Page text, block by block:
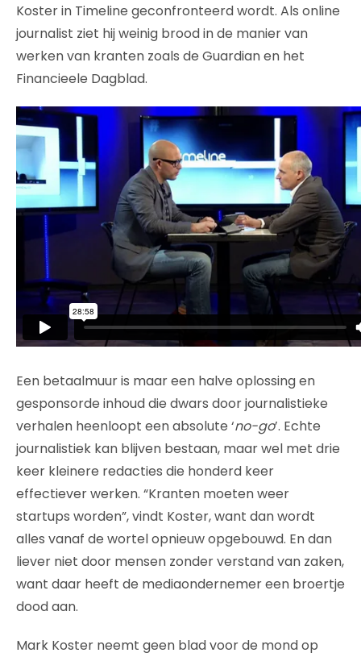
Koster in Timeline geconfronteerd wordt. Als online
journalist ziet hij weinig brood in de manier van
werken van kranten zoals de Guardian en het
Financieele Dagblad.
Een betaalmuur is maar een halve oplossing en
gesponsorde inhoud die dwars door journalistieke
verhalen heenloopt een absolute ‘no-go’. Echte
journalistiek kan blijven bestaan, maar wel met drie
keer kleinere redacties die honderd keer
effectiever werken. “Kranten moeten weer
startups worden”, vindt Koster, want dan wordt
alles vanaf de wortel opnieuw opgebouwd. En dan
liever niet door mensen zonder verstand van zaken,
want daar heeft de mediaondernemer een broertje
dood aan.
Mark Koster neemt geen blad voor de mond op